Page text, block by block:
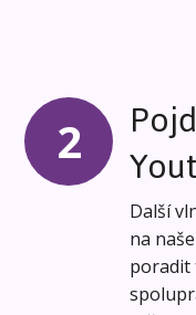
2
Další
na
poradit